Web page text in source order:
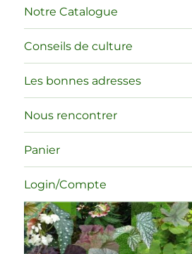
Notre Catalogue
Conseils de culture
Les bonnes adresses
Nous rencontrer
Panier
Login/Compte